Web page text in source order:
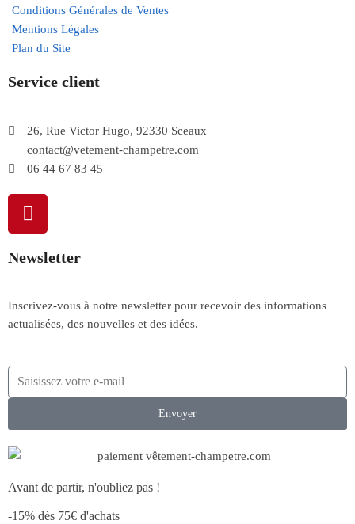
Conditions Générales de Ventes
Mentions Légales
Plan du Site
Service client
26, Rue Victor Hugo, 92330 Sceaux
contact@vetement-champetre.com
06 44 67 83 45
Newsletter
Inscrivez-vous à notre newsletter pour recevoir des informations
actualisées, des nouvelles et des idées.
Envoyer
Avant de partir, n'oubliez pas !
-15% dès 75€ d'achats